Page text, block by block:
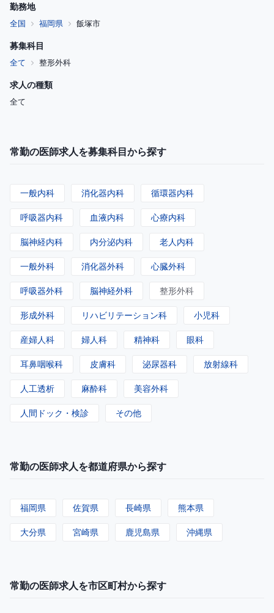
勤務地
全国 福岡県 飯塚市
募集科目
全て 整形外科
求人の種類
全て
常勤の医師求人を募集科目から探す
一般内科 消化器内科 循環器内科
呼吸器内科 血液内科 心療内科
脳神経内科 内分泌内科 老人内科
一般外科 消化器外科 心臓外科
呼吸器外科 脳神経外科 整形外科
形成外科 リハビリテーション科 小児科
産婦人科 婦人科 精神科 眼科
耳鼻咽喉科 皮膚科 泌尿器科 放射線科
人工透析 麻酔科 美容外科
人間ドック・検診 その他
常勤の医師求人を都道府県から探す
福岡県 佐賀県 長崎県 熊本県
大分県 宮崎県 鹿児島県 沖縄県
常勤の医師求人を市区町村から探す